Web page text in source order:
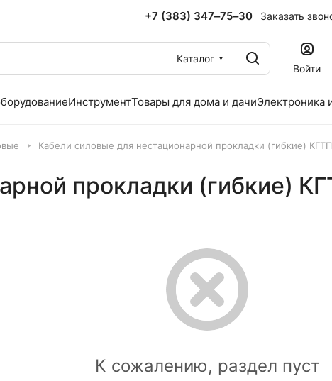
+7 (383) 347‒75‒30 Заказать
Каталог
Войти
ИнструментТовары для дома и дачиЭлектроника
Кабели силовые для нестационарной прокладки (гибкие)
прокладки (гибкие)
К сожалению, раздел пуст